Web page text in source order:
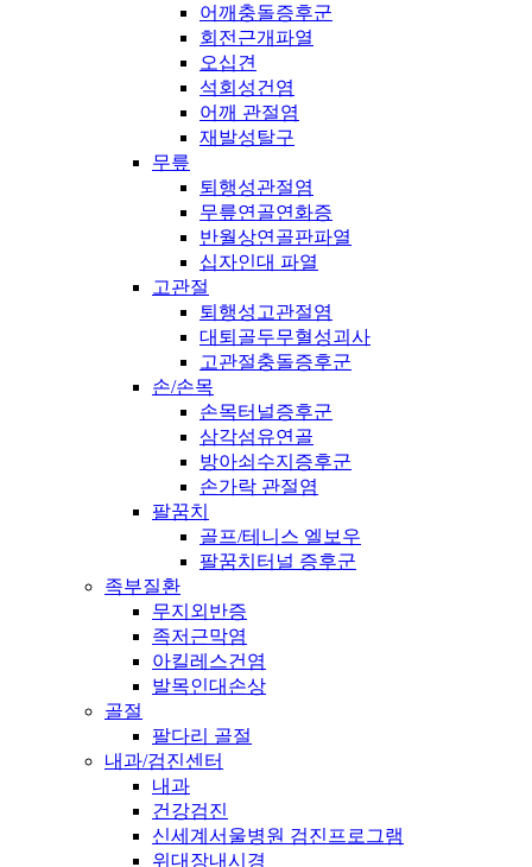
어깨충돌증후군
회전근개파열
오십견
석회성건염
어깨 관절염
재발성탈구
무릎
퇴행성관절염
무릎연골연화증
반월상연골판파열
십자인대 파열
고관절
퇴행성고관절염
대퇴골두무혈성괴사
고관절충돌증후군
손/손목
손목터널증후군
삼각섬유연골
방아쇠수지증후군
손가락 관절염
팔꿈치
골프/테니스 엘보우
팔꿈치터널 증후군
족부질환
무지외반증
족저근막염
아킬레스건염
발목인대손상
골절
팔다리 골절
내과/검진센터
내과
건강검진
신세계서울병원 검진프로그램
위대장내시경